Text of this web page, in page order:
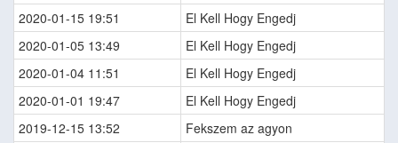
2020-01-15 19:51
El Kell Hogy Engedj
2020-01-05 13:49
El Kell Hogy Engedj
2020-01-04 11:51
El Kell Hogy Engedj
2020-01-01 19:47
El Kell Hogy Engedj
2019-12-15 13:52
Fekszem az agyon